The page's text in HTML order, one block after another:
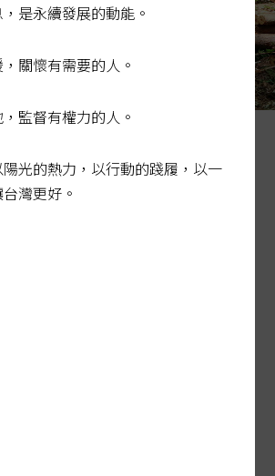
要衝到五成。圖／聯合報系資料照片
…綠色雇用 日本
、游昌樺／專題報導
是永續發展的動能。
關懷有需要的人。
監督有權力的人。
光的熱力，以行動的踐履，以一
灣更好。